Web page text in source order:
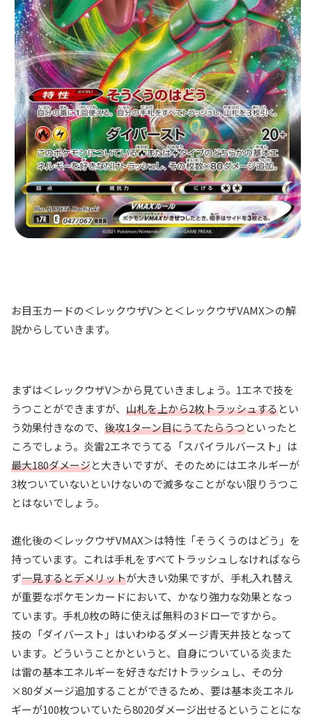
お目玉カードの＜レックウザV＞と＜レックウザVAMX＞の解
説からしていきます。
まずは＜レックウザV＞から見ていきましょう。1エネで技を
うつことができますが、 山札を上から2枚トラッシュするとい
う効果付きなので、 後攻1ターン目にうてたらうつといったと
ころでしょう。炎雷2エネでうてる「スパイラルバースト」は
最大180ダメージと大きいですが、そのためにはエネルギーが
3枚ついていないといけないので滅多なことがない限りうつこ
とはないでしょう。
進化後の＜レックウザVMAX＞は特性「そうくうのはどう」を
持っています。これは手札をすべてトラッシュしなければなら
ず一見するとデメリットが大きい効果ですが、手札入れ替え
が重要なポケモンカードにおいて、かなり強力な効果となっ
ています。手札0枚の時に使えば無料の3ドローですから。
技の「ダイバースト」はいわゆるダメージ青天井技となって
います。どういうことかというと、自身についている炎また
は雷の基本エネルギーを好きなだけトラッシュし、その分
×80ダメージ追加することができるため、要は基本炎エネル
ギーが100枚ついていたら8020ダメージ出せるということにな